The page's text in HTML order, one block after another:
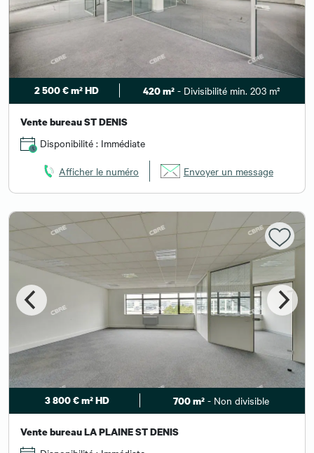
2 500 € m² HD 420 m²- Divisibilité min. 203 m²
Vente bureau ST DENIS
Disponibilité : Immédiate
Afficher le numéro Envoyer un message
3 800 € m² HD 700 m² - Non divisible
Vente bureau LA PLAINE ST DENIS